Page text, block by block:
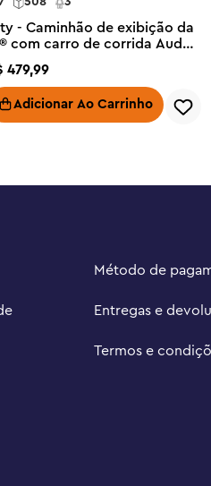
- Caminhão de exibição da
com carro de corrida Audi
479,99
Adicionar Ao Carrinho
Método de
Entregas e
Termos e